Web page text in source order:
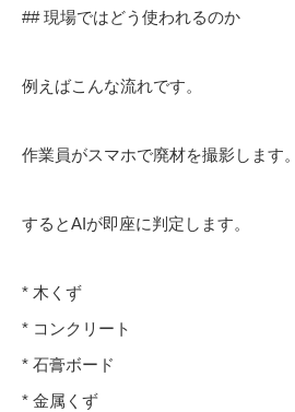
## 現場ではどう使われるのか
例えばこんな流れです。
作業員がスマホで廃材を撮影します。
するとAIが即座に判定します。
* 木くず
* コンクリート
* 石膏ボード
* 金属くず